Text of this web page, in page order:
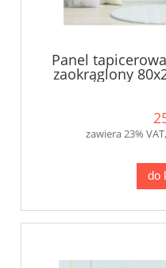
Panel
zaokrąglony
zawiera 23%
do